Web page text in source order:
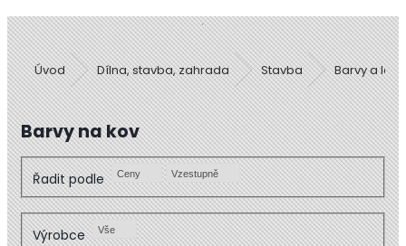
Úvod Dílna, stavba, zahrada Stavba Barvy a laky
Barvy na kov
Řadit podle Ceny Vzestupně
Výrobce Vše